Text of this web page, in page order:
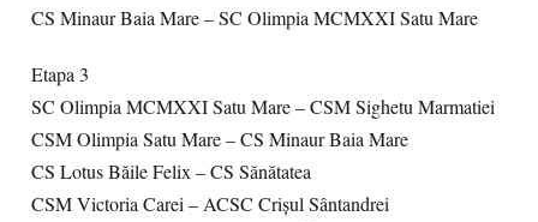
CS Minaur Baia Mare – SC Olimpia MCMXXI Satu Mare
Etapa 3
SC Olimpia MCMXXI Satu Mare – CSM Sighetu Marmatiei
CSM Olimpia Satu Mare – CS Minaur Baia Mare
CS Lotus Băile Felix – CS Sănătatea
CSM Victoria Carei – ACSC Crişul Sântandrei